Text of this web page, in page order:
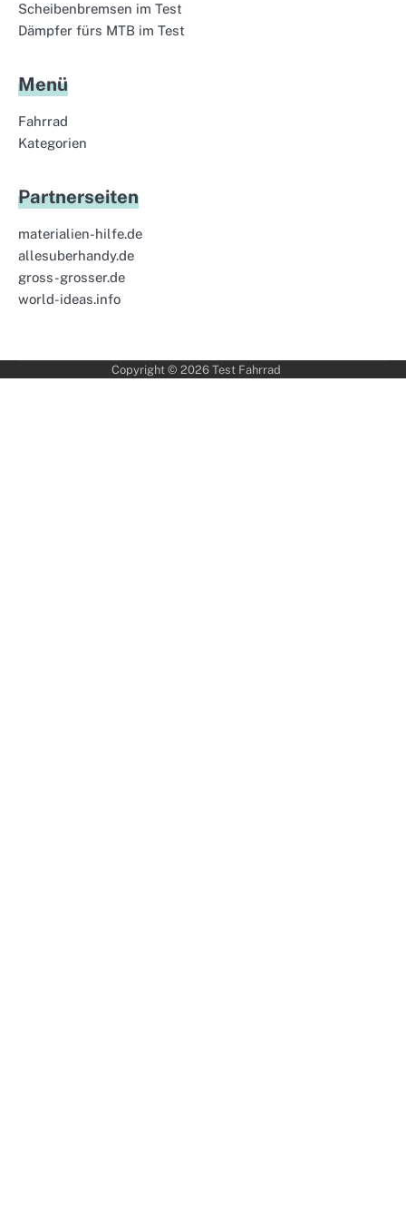
Scheibenbremsen im Test
Dämpfer fürs MTB im Test
Menü
Fahrrad
Kategorien
Partnerseiten
materialien-hilfe.de
allesuberhandy.de
gross-grosser.de
world-ideas.info
Copyright © 2026 Test Fahrrad